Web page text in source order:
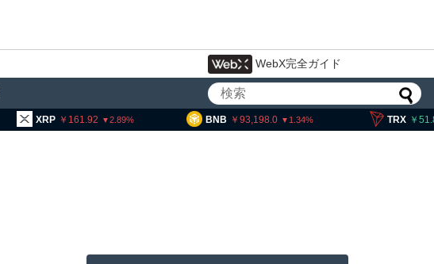
WebX完全ガイド
XRP 161.92 2.89 BNB 93,198.0 1.34 TRX